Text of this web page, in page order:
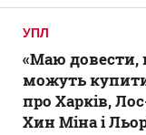
УПЛ
«Маю довести,
можуть
про Харків,
Хин Міна і